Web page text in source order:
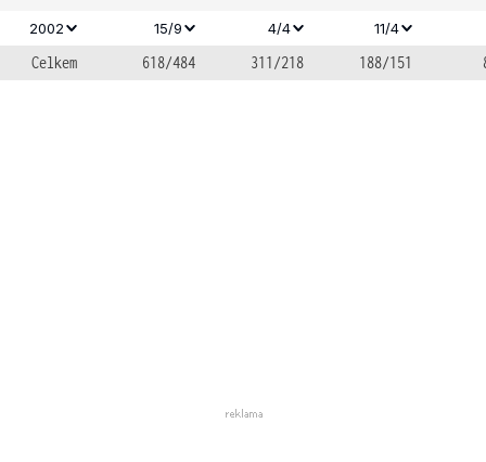
2002
15/9 4/4 11/4
Celkem 618/484 311/218 188/151